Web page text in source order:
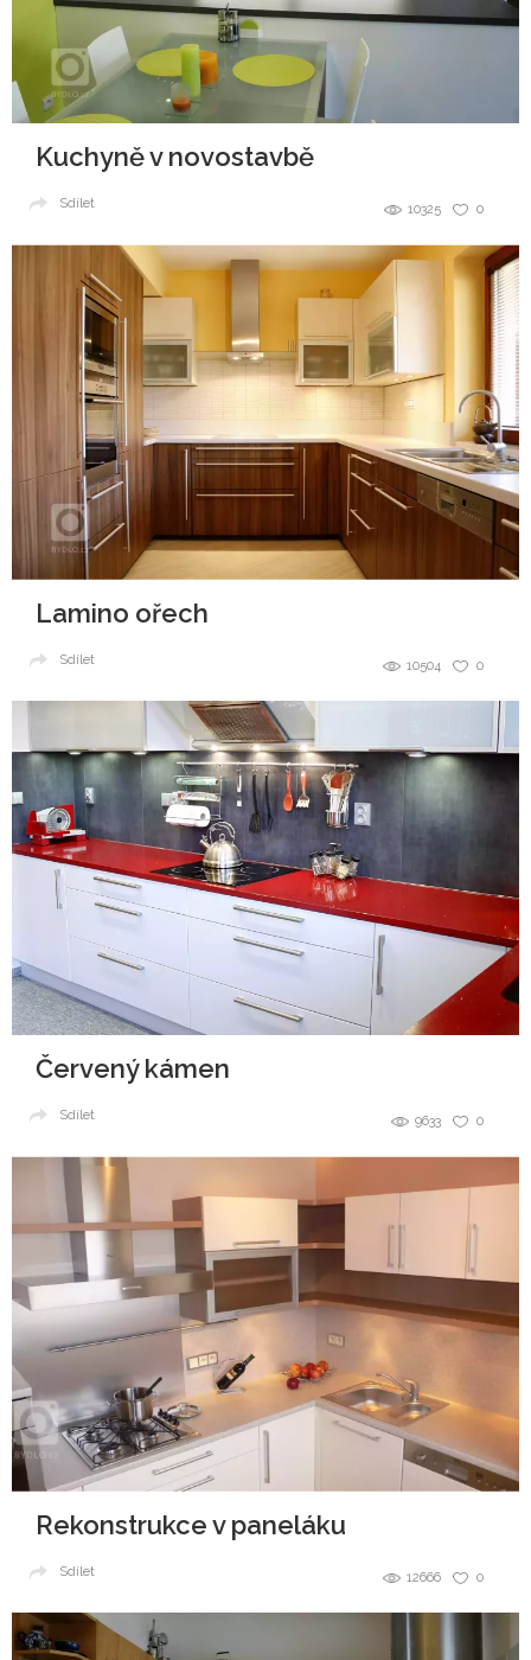
Kuchyně v novostavbě
0
10325
Sdílet
Lamino ořech
0
10504
Sdílet
Červený kámen
0
9633
Sdílet
Rekonstrukce v paneláku
0
12666
Sdílet